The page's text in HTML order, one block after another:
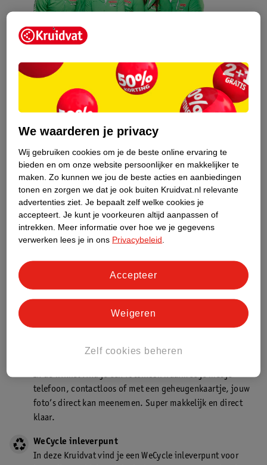
Kruidvat is een erkend specialist in
zelfzorg, ook online. Wat je
gezondheidsvraag ook is, stel hem aan
Stel je gezondheidsvraag
Ook in deze winkel
Kruidvat.nl ophaalpunt
Laat je bestelling snel en gemakkelijk bezorgen in de
Kruidvat is een gecertificeerd drogist. Dit betekent dat je
In de winkel vind je een fotokiosk waarmee je met je
telefoon, contactloos of met een geheugenkaartje, jouw
foto’s direct kan meenemen. Super makkelijk en direct
klaar.
WeCycle inleverpunt
In deze Kruidvat vind je een WeCycle inleverpunt voor
We waarderen je privacy
Wij gebruiken cookies om je de beste online ervaring te
bieden en om onze website persoonlijker en makkelijker te
maken. Zo kunnen we jou de beste acties en aanbiedingen
tonen en zorgen we dat je ook buiten Kruidvat.nl relevante
advertenties ziet. Je bepaalt zelf welke cookies je
accepteert. Je kunt je voorkeuren altijd aanpassen of
intrekken.
Meer informatie over hoe we je gegevens
verwerken lees je in ons Privacybeleid
Zelf cookies beheren
Weigeren
Accepteer